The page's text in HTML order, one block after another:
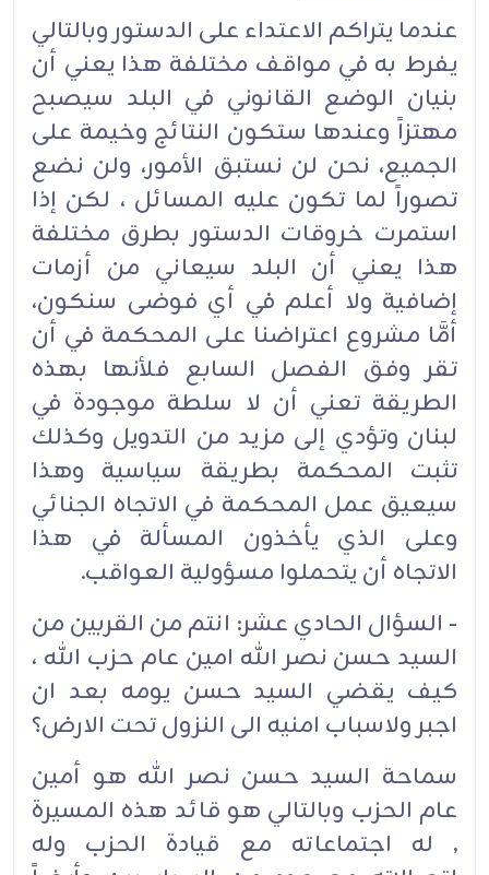
عندما يتراكم الاعتداء على الدستور وبالتالي
يفرط به في مواقف مختلفة هذا يعني أن
بنيان الوضع القانوني في البلد سيصبح
مهتزاً وعندها ستكون النتائج وخيمة على
الجميع، نحن لن نستبق الأمور، ولن نضع
تصوراً لما تكون عليه المسائل ، لكن إذا
استمرت خروقات الدستور بطرق مختلفة
هذا يعني أن البلد سيعاني من أزمات
إضافية ولا أعلم في أي فوضى سنكون،
أمَّا مشروع اعتراضنا على المحكمة في أن
تقر وفق الفصل السابع فلأنها بهذه
الطريقة تعني أن لا سلطة موجودة في
لبنان وتؤدي إلى مزيد من التدويل وكذلك
تثبت المحكمة بطريقة سياسية وهذا
سيعيق عمل المحكمة في الاتجاه الجنائي
وعلى الذي يأخذون المسألة في هذا
الاتجاه أن يتحملوا مسؤولية العواقب.
- السؤال الحادي عشر: انتم من القربين من
السيد حسن نصر الله امين عام حزب الله ،
كيف يقضي السيد حسن يومه بعد ان
اجبر ولاسباب امنيه الى النزول تحت الارض؟
سماحة السيد حسن نصر الله هو أمين
عام الحزب وبالتالي هو قائد هذه المسيرة
, له اجتماعاته مع قيادة الحزب وله